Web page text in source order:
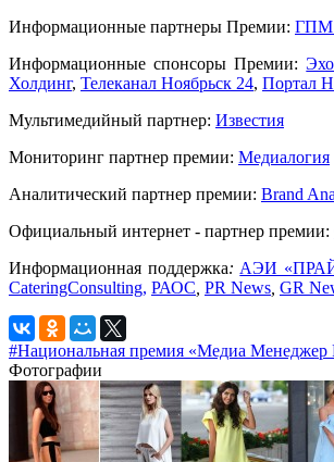
Информационные партнеры Премии: ГПМ
Информационные спонсоры Премии:
Холдинг, Телеканал Ноябрьск 24, Портал
Мультимедийный партнер: Известия
Мониторинг партнер премии: Медиалогия
Аналитический партнер премии: Brand
Официальный интернет - партнер премии:
Информационная поддержка: АЭИ
CateringConsulting, РАОС PR News GR
#Национальная премия «Медиа Менеджер
Фотографии